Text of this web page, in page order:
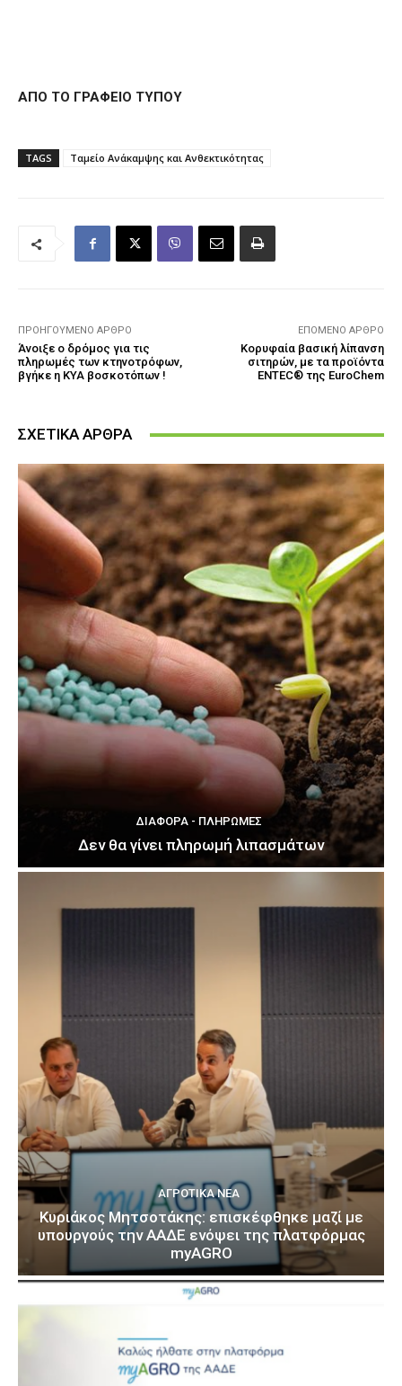
ΑΠΟ ΤΟ ΓΡΑΦΕΙΟ ΤΥΠΟΥ
TAGS Ταμείο Ανάκαμψης και Ανθεκτικότητας
ΠΡΟΗΓΟΎΜΕΝΟ ΆΡΘΡΟ
Άνοιξε ο δρόμος για τις
πληρωμές των κτηνοτρόφων,
βγήκε η ΚΥΑ βοσκοτόπων !
ΕΠΌΜΕΝΟ ΆΡΘΡΟ
Κορυφαία βασική λίπανση
σιτηρών, με τα προϊόντα
ENTEC® της EuroChem
ΣΧΕΤΙΚΑ ΑΡΘΡΑ
ΔΙΆΦΟΡΑ - ΠΛΗΡΩΜΈΣ
Δεν θα γίνει πληρωμή λιπασμάτων
ΑΓΡΟΤΙΚΆ ΝΈΑ
Κυριάκος Μητσοτάκης: επισκέφθηκε μαζί με
υπουργούς την ΑΑΔΕ ενόψει της πλατφόρμας
myAGRO